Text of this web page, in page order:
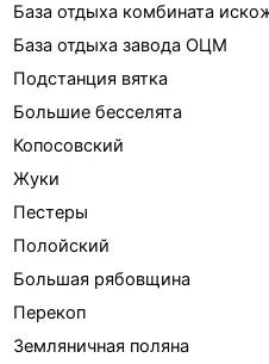
База отдыха комбината
База отдыха завода ОЦМ
Подстанция вятка
Большие бесселята
Копосовский
Жуки
Пестеры
Полойский
Большая рябовщина
Перекоп
Земляничная поляна